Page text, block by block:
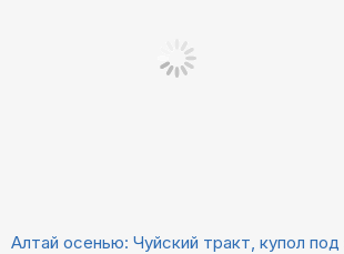
Алтай осенью: Чуйский тракт, купол под